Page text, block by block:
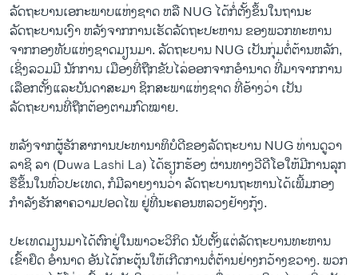
ລັດຖະບານເອກະພາບແຫ່ງຊາດ ຫລື NUG ໄດ້ກໍ່ຕັ້ງຂຶ້ນໃນຖານະ
ລັດຖະບານເງົາ ຫລັງຈາກການເຮັດລັດຖະປະຫານ ຂອງພວກທະຫານ
ຈາກກອງທັບແຫ່ງຊາດມຽນມາ. ລັດຖະບານ NUG ເປັນກຸ່ມຕໍ່ຕ້ານຫລັກ,
ເຊິ່ງລວມມີ ນັກການ ເມືອງທີ່ຖືກຂັບໄລ່ອອກຈາກອໍານາດ ທີ່ມາຈາກການ
ເລືອກຕັ້ງແລະບັນດາສະມາ ຊິກສະພາແຫ່ງຊາດ ທີ່ອ້າງວ່າ ເປັນ
ລັດຖະບານທີ່ຖືກຕ້ອງຕາມກົດໝາຍ.
ຫລັງຈາກຜູ້ຮັກສາການປະທານາທິບໍດີຂອງລັດຖະບານ NUG ທ່ານດູວາ
ລາຊິ ລາ (Duwa Lashi La) ໄດ້ຮຽກຮ້ອງ ຜ່ານທາງວີດີໂອໃຫ້ມີການລຸກ
ຮືຂຶ້ນໃນທົ່ວປະເທດ, ກໍມີລາຍງານວ່າ ລັດຖະບານຖະຫານໄດ້ເພີ້ມກອງ
ກໍາລັງຮັກສາຄວາມປອດໄພ ຢູ່ທີ່ນະຄອນຫລວງຢ້າງກຸ້ງ.
ປະເທດມຽນມາໄດ້ຕົກຢູ່ໃນພາວະວິກິດ ນັບຕັ້ງແຕ່ລັດຖະບານທະຫານ
ເຂົ້າຢຶດ ອໍານາດ ອັນໄດ້ກະຕຸ້ນໃຫ້ເກີດການຕໍ່ຕ້ານຢ່າງກວ້າງຂວາງ. ພວກ